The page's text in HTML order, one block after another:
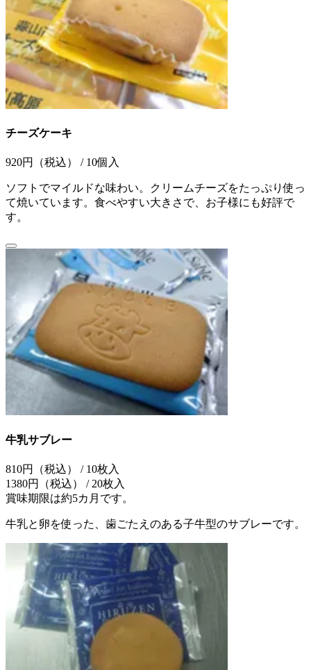
チーズケーキ
920円（税込） / 10個入
ソフトでマイルドな味わい。クリームチーズをたっぷり使っ
て焼いています。食べやすい大きさで、お子様にも好評で
す。
牛乳サブレー
810円（税込） / 10枚入
1380円（税込） / 20枚入
賞味期限は約5カ月です。
牛乳と卵を使った、歯ごたえのある子牛型のサブレーです。